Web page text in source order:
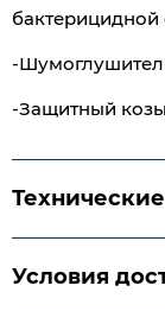
бактерицидной
-
-Защитный
Условия